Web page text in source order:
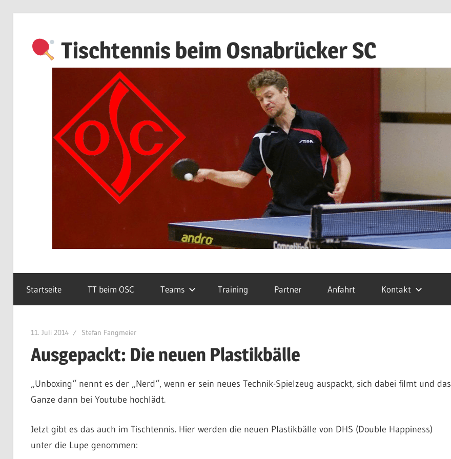
springen
Tischtennis beim Osnabrücker SC
Startseite TT beim OSC Teams Training Partner Anfahrt Kontakt
11. Juli 2014 Stefan Fangmeier
Ausgepackt: Die neuen Plastikbälle
„Unboxing“ nennt es der „Nerd“, wenn er sein neues Technik-Spielzeug auspackt, sich dabei filmt und das
Ganze dann bei Youtube hochlädt.
Jetzt gibt es das auch im Tischtennis. Hier werden die neuen Plastikbälle von DHS (Double Happiness)
unter die Lupe genommen: